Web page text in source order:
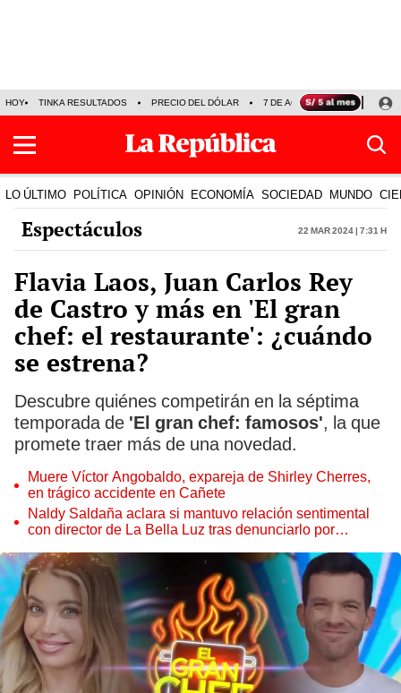
HOY TINKA RESULTADOS PRECIO DEL DÓLAR 7 DE AGOSTO OLLANTA
LO ÚLTIMO POLÍTICA OPINIÓN ECONOMÍA SOCIEDAD MUNDO
Espectáculos 22 Mar 2024 | 7:31 h
Flavia Laos, Juan Carlos Rey
de Castro y más en 'El gran
chef: el restaurante': ¿cuándo
se estrena?
Descubre quiénes competirán en la séptima
temporada de 'El gran chef: famosos', la que
promete traer más de una novedad.
Muere Víctor Angobaldo, expareja de Shirley Cherres,
en trágico accidente en Cañete
Naldy Saldaña aclara si mantuvo relación sentimental
con director de La Bella Luz tras denunciarlo por